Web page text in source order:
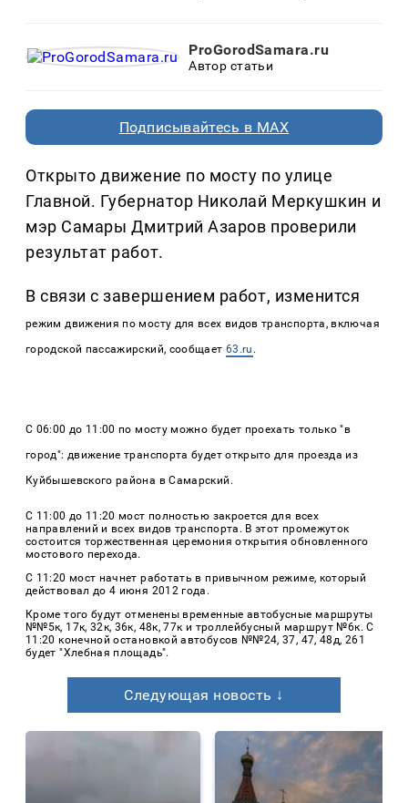
ProGorodSamara.ru
Автор статьи
Подписывайтесь в MAX
Открыто движение по мосту по улице
Главной. Губернатор Николай Меркушкин и
мэр Самары Дмитрий Азаров проверили
результат работ.
В связи с завершением работ, изменится
режим движения по мосту для всех видов транспорта, включая
городской пассажирский, сообщает 63.ru .
С 06:00 до 11:00 по мосту можно будет проехать только "в
город": движение транспорта будет открыто для проезда из
Куйбышевского района в Самарский.
С 11:00 до 11:20 мост полностью закроется для всех
направлений и всех видов транспорта. В этот промежуток
состоится торжественная церемония открытия обновленного
мостового перехода.
С 11:20 мост начнет работать в привычном режиме, который
действовал до 4 июня 2012 года.
Кроме того будут отменены временные автобусные маршруты
№№5к, 17к, 32к, 36к, 48к, 77к и троллейбусный маршрут №6к. С
11:20 конечной остановкой автобусов №№24, 37, 47, 48д, 261
будет "Хлебная площадь".
Следующая новость ↓